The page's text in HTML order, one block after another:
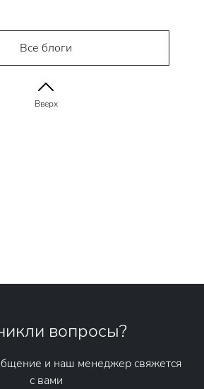
Все блоги
Вверх
вопросы?
и наш менеджер свяжется
с вами